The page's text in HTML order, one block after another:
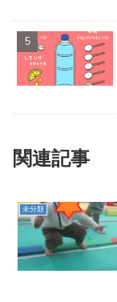
関連記事
未分類